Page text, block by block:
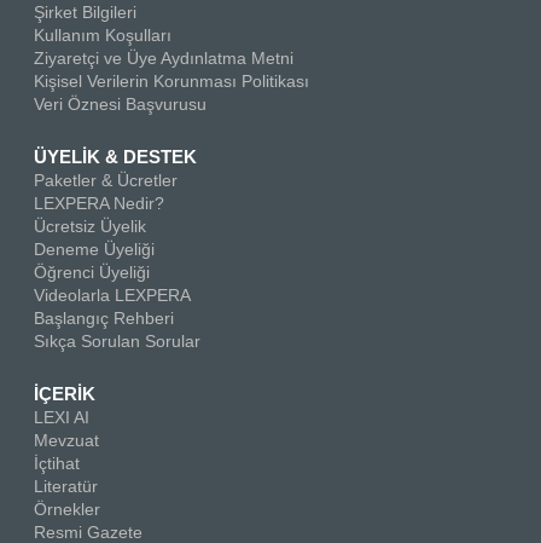
Şirket Bilgileri
Kullanım Koşulları
Ziyaretçi ve Üye Aydınlatma Metni
Kişisel Verilerin Korunması Politikası
Veri Öznesi Başvurusu
ÜYELİK & DESTEK
Paketler & Ücretler
LEXPERA Nedir?
Ücretsiz Üyelik
Deneme Üyeliği
Öğrenci Üyeliği
Videolarla LEXPERA
Başlangıç Rehberi
Sıkça Sorulan Sorular
İÇERİK
LEXI AI
Mevzuat
İçtihat
Literatür
Örnekler
Resmi Gazete